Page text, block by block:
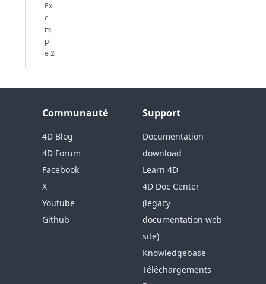
Ex
e
m
pl
e 2
Communauté
4D Blog
4D Forum
Facebook
X
Youtube
Github
Support
Documentation
download
Learn 4D
4D Doc Center
(legacy
documentation web
site)
Knowledgebase
Téléchargements